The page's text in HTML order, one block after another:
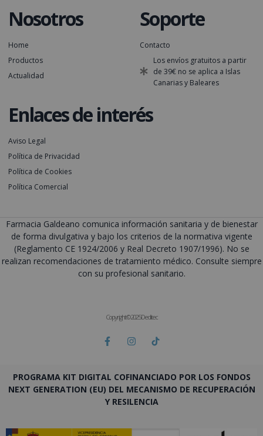
Nosotros
Home
Productos
Actualidad
Soporte
Contacto
Los envíos gratuitos a partir
de 39€ no se aplica a Islas
Canarias y Baleares
Enlaces de interés
Aviso Legal
Política de Privacidad
Política de Cookies
Política Comercial
Farmacia Galdeano comunica información sanitaria y de bienestar
de forma divulgativa y bajo los criterios de la normativa vigente
(Reglamento CE 1924/2006 y Real Decreto 1907/1996). No se
realizan recomendaciones de tratamiento médico. Consulte siempre
con su profesional sanitario.
Copyright © 2025 Deditec
PROGRAMA KIT DIGITAL COFINANCIADO POR LOS FONDOS
NEXT GENERATION (EU) DEL MECANISMO DE RECUPERACIÓN
Y RESILENCIA